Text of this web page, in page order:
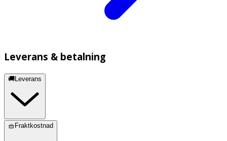
Leverans & betalning
🚚Leverans
🧺Fraktkostnad